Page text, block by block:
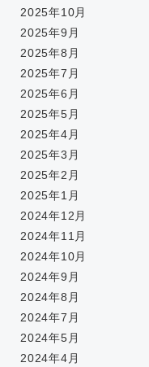
2025年10月
2025年9月
2025年8月
2025年7月
2025年6月
2025年5月
2025年4月
2025年3月
2025年2月
2025年1月
2024年12月
2024年11月
2024年10月
2024年9月
2024年8月
2024年7月
2024年5月
2024年4月